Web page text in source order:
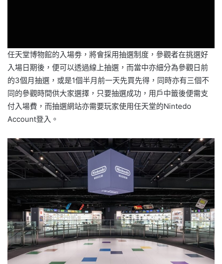
任天堂博物館的入場劵，將會採用抽選制度，參觀者在挑選好
入場日期後，便可以透過線上抽選，而當中亦細分為參觀日前
的3個月抽選，或是1個半月前一天先買先得，同時亦有三個不
同的參觀時間供大家選擇，只要抽選成功，用戶中籤後便需支
付入場費，而抽選網站亦需要玩家使用任天堂的Nintedo
Account登入。